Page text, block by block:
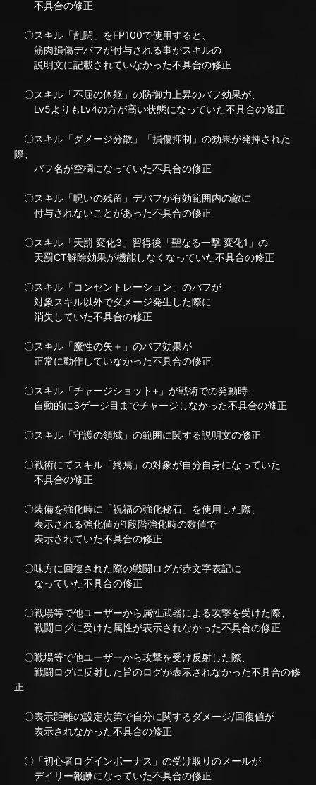
不具合の修正
〇スキル「乱闘」をFP100で使用すると、
筋肉損傷デバフが付与される事がスキルの
説明文に記載されていなかった不具合の修正
〇スキル「不屈の体躯」の防御力上昇のバフ効果が、
Lv5よりもLv4の方が高い状態になっていた不具合の修正
〇スキル「ダメージ分散」「損傷抑制」の効果が発揮された
際、
バフ名が空欄になっていた不具合の修正
〇スキル「呪いの残留」デバフが有効範囲内の敵に
付与されないことがあった不具合の修正
〇スキル「天罰 変化3」習得後「聖なる一撃 変化1」の
天罰CT解除効果が機能しなくなっていた不具合の修正
〇スキル「コンセントレーション」のバフが
対象スキル以外でダメージ発生した際に
消失していた不具合の修正
〇スキル「魔性の矢＋」のバフ効果が
正常に動作していなかった不具合の修正
〇スキル「チャージショット+」が戦術での発動時、
自動的に3ゲージ目までチャージしなかった不具合の修正
〇スキル「守護の領域」の範囲に関する説明文の修正
〇戦術にてスキル「終焉」の対象が自分自身になっていた
不具合の修正
〇装備を強化時に「祝福の強化秘石」を使用した際、
表示される強化値が1段階強化時の数値で
表示されていた不具合の修正
〇味方に回復された際の戦闘ログが赤文字表記に
なっていた不具合の修正
〇戦場等で他ユーザーから属性武器による攻撃を受けた際、
戦闘ログに受けた属性が表示されなかった不具合の修正
〇戦場等で他ユーザーから攻撃を受け反射した際、
戦闘ログに反射した旨のログが表示されなかった不具合の修
正
〇表示距離の設定次第で自分に関するダメージ/回復値が
表示されなかった不具合の修正
〇「初心者ログインボーナス」の受け取りのメールが
デイリー報酬になっていた不具合の修正